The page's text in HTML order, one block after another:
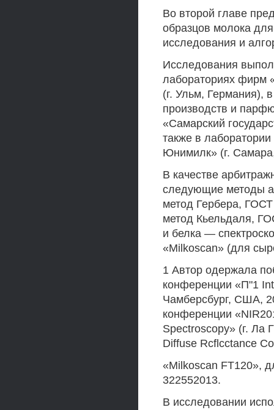
Во второй главе
образцов молока
исследования и
Исследования
лабораториях фирм
(г. Ульм, Германия),
производств и
«Самарский
также в
Юнимилк» (г.
В качестве
следующие методы
метод Гербера,
метод Кьельдаля,
и белка —
«Milkoscan» (для
1 Автор одержала
конференции «П"1
Чамберсбург, США,
конференции
Spectroscopy» (г. Ла
Diffuse Rcflcctance
«Milkoscan FT120»,
322552013.
В исследовании